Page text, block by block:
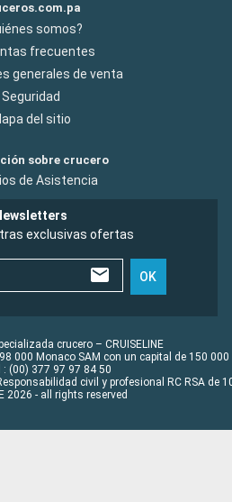
somos?
frecuentes
generales de venta
Seguridad
del sitio
sobre crucero
de Asistencia
exclusivas ofertas
OK
crucero – CRUISELINE
000 Monaco SAM con un capital de 150 000
: (00) 377 97 97 84 50
civil y profesional RC RSA de
2026 - all rights reserved